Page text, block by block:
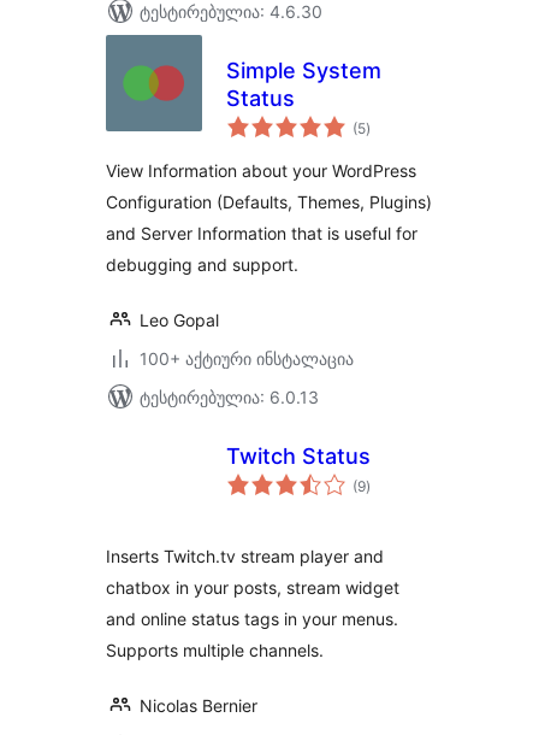
ტესტირებულია: 4.6.30
Simple System
Status
(5საერთო
რეიტინგი
)
View Information about your WordPress
Configuration (Defaults, Themes, Plugins)
and Server Information that is useful for
debugging and support.
Leo Gopal
100+ აქტიური ინსტალაცია
ტესტირებულია: 6.0.13
Twitch Status
(9საერთო
რეიტინგი
)
Inserts Twitch.tv stream player and
chatbox in your posts, stream widget
and online status tags in your menus.
Supports multiple channels.
Nicolas Bernier